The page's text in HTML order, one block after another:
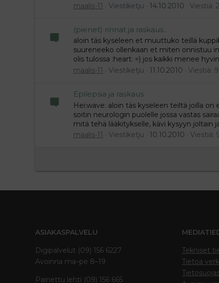
maalis-11
Viestiketju 14.10.2010 Viestiä: 2
(pienet) rinnat ja raskaus..
aloin täs kyseleen et muuttuko teillä
suureneeko ollenkaan et miten onnistuu
olis tulossa :heart: =) jos kaikki menee
maalis-11
Viestiketju 11.10.2010 Viestiä: 9
Epilepsia ja raskaus
Hei:wave: aloin täs kyseleen teiltä joilla
soitin neurologin puolelle jossa vastas
mitä tehä lääkitykselle, kävi kysyyn joltain
maalis-11
Viestiketju 10.10.2010 Viestiä:
ASIAKASPALVELU
Digipalvelut (09) 156 6227
Avoinna ma–pe 8–19
Painettu lehti (09) 156 665
Tekniset
Tietoa